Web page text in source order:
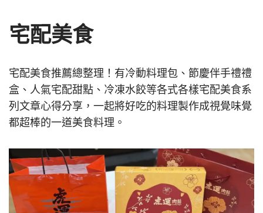
宅配美食
宅配美食推薦總整理！有冷動料理包、節慶伴手禮禮
盒、人氣宅配甜點、冷凍水餃等各式各樣宅配美食系
列文章心得分享，一起將好吃的料理製作成視覺味覺
都超棒的一道美食料理。